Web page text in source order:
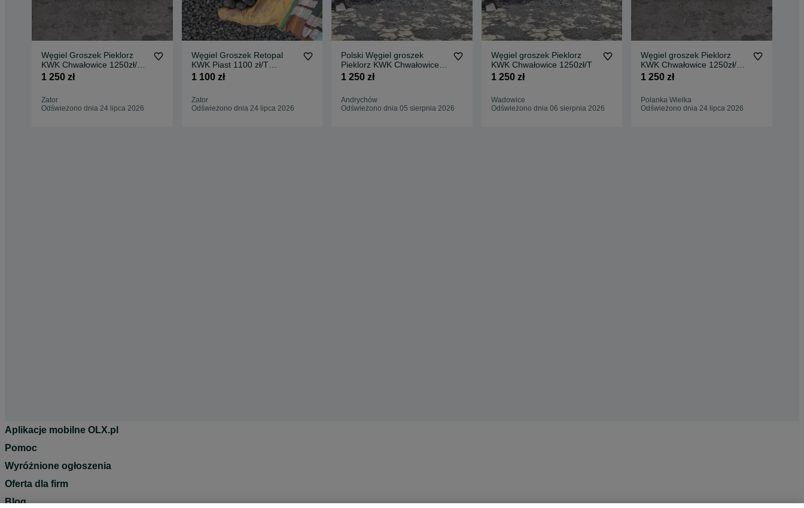
Węgiel Groszek Pieklorz
KWK Chwałowice 1250zł/T.
Polecam!
1 250 zł
Zator
Odświeżono dnia 24 lipca 2026
Węgiel Groszek Retopal
KWK Piast 1100 zł/T
Polecam!
1 100 zł
Zator
Odświeżono dnia 24 lipca 2026
Polski Węgiel groszek
Pieklorz KWK Chwałowice
1250zł/T
1 250 zł
Andrychów
Odświeżono dnia 05 sierpnia 2026
Węgiel groszek Pieklorz
KWK Chwałowice 1250zł/T
1 250 zł
Wadowice
Odświeżono dnia 06 sierpnia 2026
Węgiel groszek Pieklorz
KWK Chwałowice 1250zł/T.
Polecam!
1 250 zł
Polanka Wielka
Odświeżono dnia 24 lipca 2026
Aplikacje mobilne OLX.pl
Pomoc
Wyróżnione ogłoszenia
Oferta dla firm
Blog